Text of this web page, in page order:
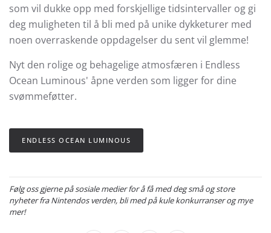
som vil dukke opp med forskjellige tidsintervaller og gi
deg muligheten til å bli med på unike dykketurer med
noen overraskende oppdagelser du sent vil glemme!
Nyt den rolige og behagelige atmosfæren i Endless
Ocean Luminous' åpne verden som ligger for dine
svømmeføtter.
ENDLESS OCEAN LUMINOUS
Følg oss gjerne på sosiale medier for å få med deg små og store
nyheter fra Nintendos verden, bli med på kule konkurranser og mye
mer!